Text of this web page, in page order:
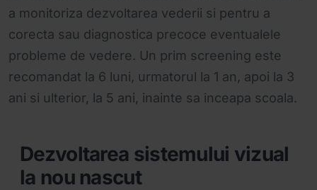
a monitoriza dezvoltarea vederii si pentru a
corecta sau diagnostica precoce eventualele
probleme de vedere. Un prim screening este
recomandat la 6 luni, urmatorul la 1 an, apoi la 3
ani si ulterior, la 5 ani, inainte sa inceapa scoala.
Dezvoltarea sistemului vizual
la nou nascut